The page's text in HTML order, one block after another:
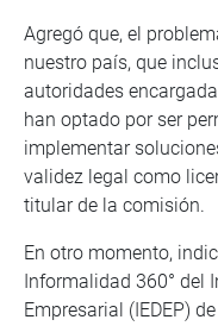
Agregó que, el
nuestro país, que
autoridades
han optado por ser
implementar
validez legal como
titular de la comisión.
En otro momento,
Informalidad 360° del
Empresarial (IEDEP)